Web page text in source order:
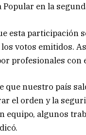
en la
esta participación
votos emitidos.
profesionales con
que nuestro país
el orden y la
equipo, algunos